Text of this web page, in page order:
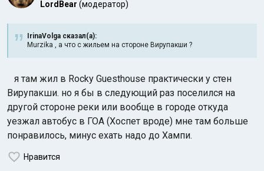
LordBear (модератор)
IrinaVolga сказал(а):
Murzika , а что с жильем на стороне Вирупакши ?
я там жил в Rocky Guesthouse практически у стен
Вирупакши. но я бы в следующий раз поселился на
другой стороне реки или вообще в городе откуда
уезжал автобус в ГОА (Хоспет вроде) мне там больше
понравилось, минус ехать надо до Хампи.
Нравится